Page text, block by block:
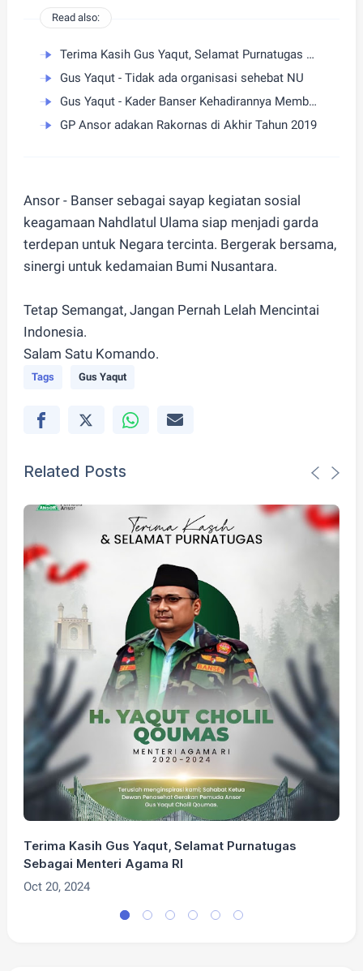
Read also:
Terima Kasih Gus Yaqut, Selamat Purnatugas Sebagai Menteri Agama RI
Gus Yaqut - Tidak ada organisasi sehebat NU
Gus Yaqut - Kader Banser Kehadirannya Memberi Manfaat
GP Ansor adakan Rakornas di Akhir Tahun 2019
Ansor - Banser sebagai sayap kegiatan sosial
keagamaan Nahdlatul Ulama siap menjadi garda
terdepan untuk Negara tercinta. Bergerak bersama,
sinergi untuk kedamaian Bumi Nusantara.
Tetap Semangat, Jangan Pernah Lelah Mencintai
Indonesia.
Salam Satu Komando.
Tags Gus Yaqut
Related Posts
Terima Kasih Gus Yaqut, Selamat Purnatugas
Sebagai Menteri Agama RI
Oct 20, 2024